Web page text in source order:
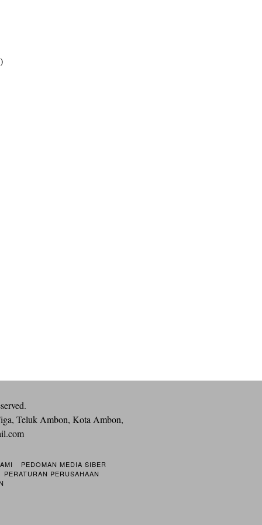
Teluk Ambon, Kota Ambon,
PEDOMAN MEDIA SIBER
PERATURAN PERUSAHAAN